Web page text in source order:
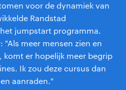
voor de dynamiek van
Randstad
jumpstart programma.
"Als meer mensen zien en
komt er hopelijk meer begrip
Ik zou deze cursus dan
aanraden."